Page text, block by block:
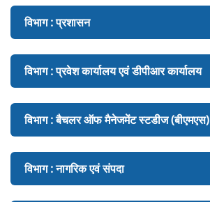
विभाग : प्रशासन
विभाग : प्रवेश कार्यालय एवं डीपीआर कार्यालय
विभाग : बैचलर ऑफ मैनेजमेंट स्टडीज (बीएमएस)
विभाग : नागरिक एवं संपदा